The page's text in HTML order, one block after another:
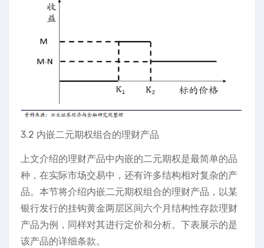
3.2 内嵌二元期权组合的理财产品
上文介绍的理财产品中内嵌的二元期权是最简单的品
种，在实际市场交易中，还有许多结构相对复杂的产
品。本节将介绍内嵌二元期权组合的理财产品，以某
银行发行的挂钩黄金两层区间六个月结构性存款理财
产品为例，同样对其进行定价和分析。下表展示的是
该产品的详细条款。